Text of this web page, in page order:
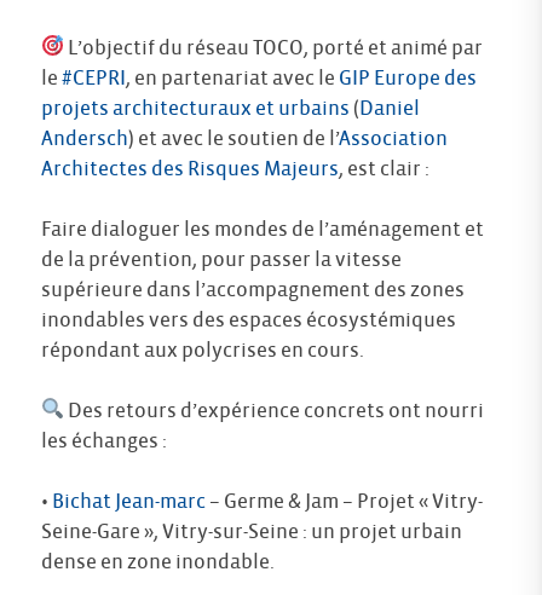
L’objectif du réseau TOCO, porté et animé par
le #CEPRI , en partenariat avec le GIP Europe des
projets architecturaux et urbains (Daniel
Andersch) et avec le soutien de l’Association
Architectes des Risques Majeurs, est clair :
Faire dialoguer les mondes de l’aménagement et
de la prévention, pour passer la vitesse
supérieure dans l’accompagnement des zones
inondables vers des espaces écosystémiques
répondant aux polycrises en cours.
Des retours d’expérience concrets ont nourri
les échanges :
• Bichat Jean-marc – Germe & Jam – Projet « Vitry-
Seine-Gare », Vitry-sur-Seine : un projet urbain
dense en zone inondable.